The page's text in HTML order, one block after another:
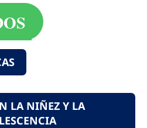
LA NIÑEZ Y LA